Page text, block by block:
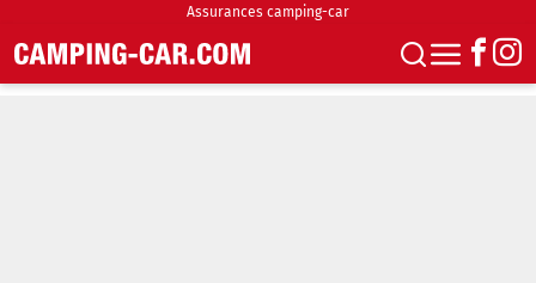
Assurances camping-car